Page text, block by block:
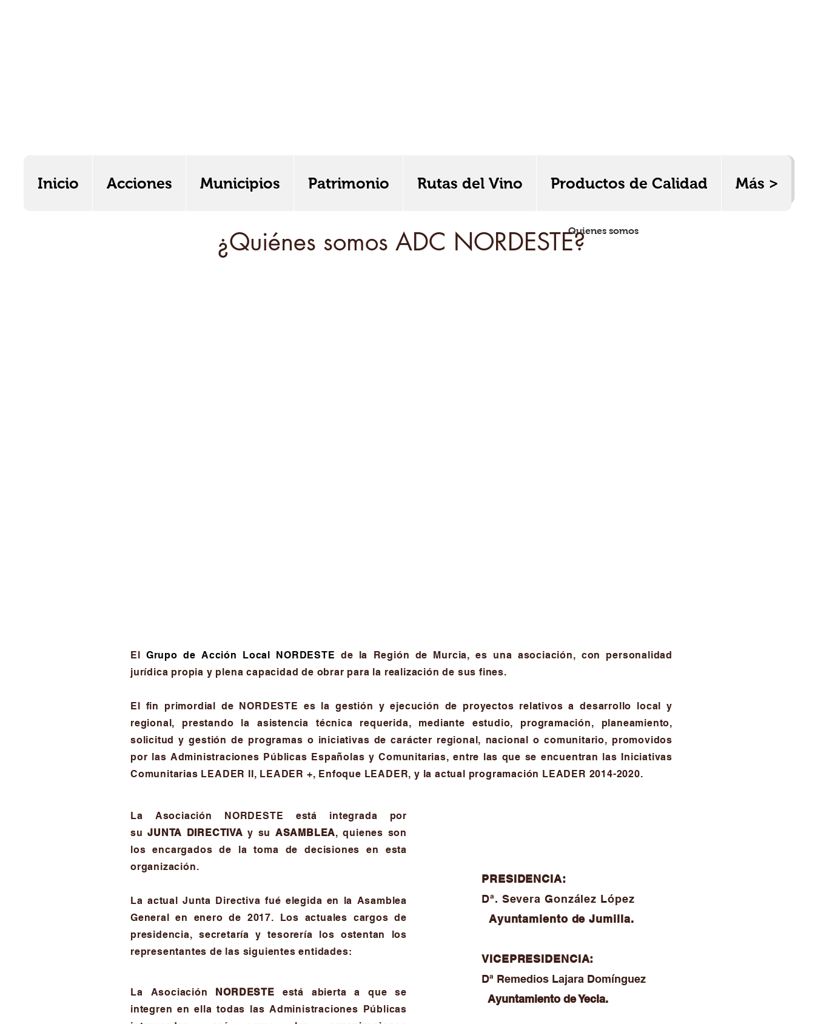
Inicio Acciones Municipios Patrimonio Rutas del Vino Productos de Calidad Más >
Municipios Rutas del Vino Productos de Calidad Quienes somos
¿Quiénes somos ADC NORDESTE?
El Grupo de Acción Local NORDESTE de la Región de Murcia, es una asociación, con personalidad
jurídica propia y plena capacidad de obrar para la realización de sus fines.
El fin primordial de NORDESTE es la gestión y ejecución de proyectos relativos a desarrollo local y
regional, prestando la asistencia técnica requerida, mediante estudio, programación, planeamiento,
solicitud y gestión de programas o iniciativas de carácter regional, nacional o comunitario, promovidos
por las Administraciones Públicas Españolas y Comunitarias, entre las que se encuentran las Iniciativas
Comunitarias LEADER II, LEADER +, Enfoque LEADER, y la actual programación LEADER 2014-2020.
La Asociación NORDESTE está integrada por
suJUNTA DIRECTIVAy su ASAMBLEA, quienes son
los encargados de la toma de decisiones en esta
organización.
La actual Junta Directiva fué elegida en la Asamblea
General en enero de 2017. Los actuales cargos de
presidencia, secretaría y tesorería los ostentan los
representantes de las siguientes entidades:
La Asociación NORDESTE está abierta a que se
integren en ella todas las Administraciones Públicas
PRESIDENCIA:
Dª. Severa González López
Ayuntamiento de Jumilla.
VICEPRESIDENCIA:
Dª Remedios Lajara Domínguez
Ayuntamiento de Yecla.